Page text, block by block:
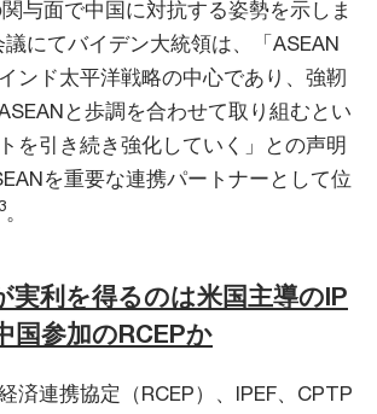
与面で中国に対抗する姿勢を示しま
にてバイデン大統領は、「ASEAN
ンド太平洋戦略の中心であり、強靭
と歩調を合わせて取り組むとい
を引き続き強化していく」との声明
を重要な連携パートナーとして位
3。
実利を得るのは米国主導のIP
国参加のRCEPか
済連携協定（RCEP）、IPEF、CPTP